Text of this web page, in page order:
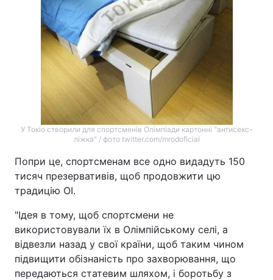
У Токіо створили для спортсменів Олімпіади картонні "антисекс-
ліжка" / фото twitter.com/mrodoficial
Попри це, спортсменам все одно видадуть 150
тисяч презервативів, щоб продовжити цю
традицію ОІ.
"Ідея в тому, щоб спортсмени не
використовували їх в Олімпійському селі, а
відвезли назад у свої країни, щоб таким чином
підвищити обізнаність про захворювання, що
передаються статевим шляхом, і боротьбу з